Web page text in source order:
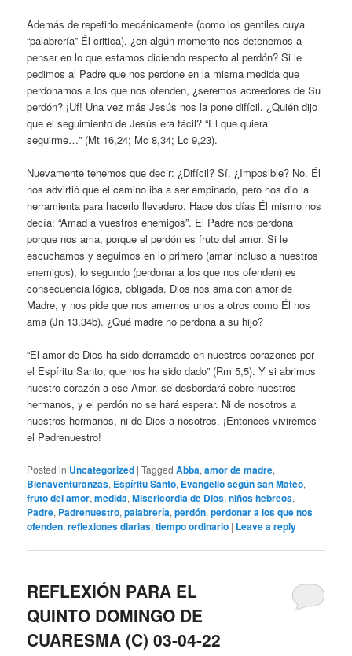
Además de repetirlo mecánicamente (como los gentiles cuya
“palabrería” Él critica), ¿en algún momento nos detenemos a
pensar en lo que estamos diciendo respecto al perdón? Si le
pedimos al Padre que nos perdone en la misma medida que
perdonamos a los que nos ofenden, ¿seremos acreedores de Su
perdón? ¡Uf! Una vez más Jesús nos la pone difícil. ¿Quién dijo
que el seguimiento de Jesús era fácil? “El que quiera
seguirme…” (Mt 16,24; Mc 8,34; Lc 9,23).
Nuevamente tenemos que decir: ¿Difícil? Sí. ¿Imposible? No. Él
nos advirtió que el camino iba a ser empinado, pero nos dio la
herramienta para hacerlo llevadero. Hace dos días Él mismo nos
decía: “Amad a vuestros enemigos”. El Padre nos perdona
porque nos ama, porque el perdón es fruto del amor. Si le
escuchamos y seguimos en lo primero (amar incluso a nuestros
enemigos), lo segundo (perdonar a los que nos ofenden) es
consecuencia lógica, obligada. Dios nos ama con amor de
Madre, y nos pide que nos amemos unos a otros como Él nos
ama (Jn 13,34b). ¿Qué madre no perdona a su hijo?
“El amor de Dios ha sido derramado en nuestros corazones por
el Espíritu Santo, que nos ha sido dado” (Rm 5,5). Y si abrimos
nuestro corazón a ese Amor, se desbordará sobre nuestros
hermanos, y el perdón no se hará esperar. Ni de nosotros a
nuestros hermanos, ni de Dios a nosotros. ¡Entonces viviremos
el Padrenuestro!
Posted in Uncategorized |Tagged Abba,amor de madre,
Bienaventuranzas, Espíritu Santo, Evangelio según san Mateo,
fruto del amor,medida,Misericordia de Dios,niños hebreos,
Padre, Padrenuestro,palabrería,perdón,perdonar a los que nos
ofenden,reflexiones diarias,tiempo ordinario | Leave a reply
REFLEXIÓN PARA EL
QUINTO DOMINGO DE
CUARESMA (C) 03-04-22